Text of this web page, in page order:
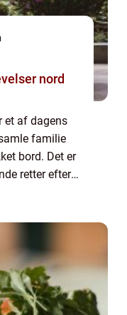
et af dagens
familie
bord. Det er
retter efter